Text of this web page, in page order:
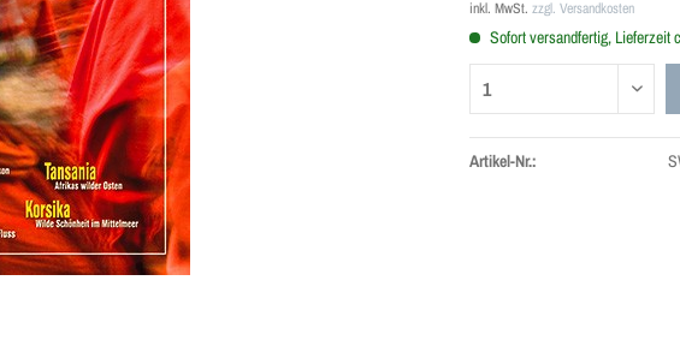
inkl. MwSt.zzgl. Versandkosten
Sofort versandfertig, Lieferzeit
Artikel-Nr.: